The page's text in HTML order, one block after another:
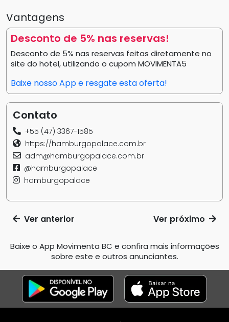
Vantagens
Desconto de 5% nas reservas!
Desconto de 5% nas reservas feitas diretamente no
site do hotel, utilizando o cupom MOVIMENTA5
Baixe nosso App e resgate esta oferta!
Contato
+55 (47) 3367-1585
https://hamburgopalace.com.br
adm@hamburgopalace.com.br
@hamburgopalace
hamburgopalace
Ver anterior Ver próximo
Baixe o App Movimenta BC e confira mais informações
sobre este e outros anunciantes.